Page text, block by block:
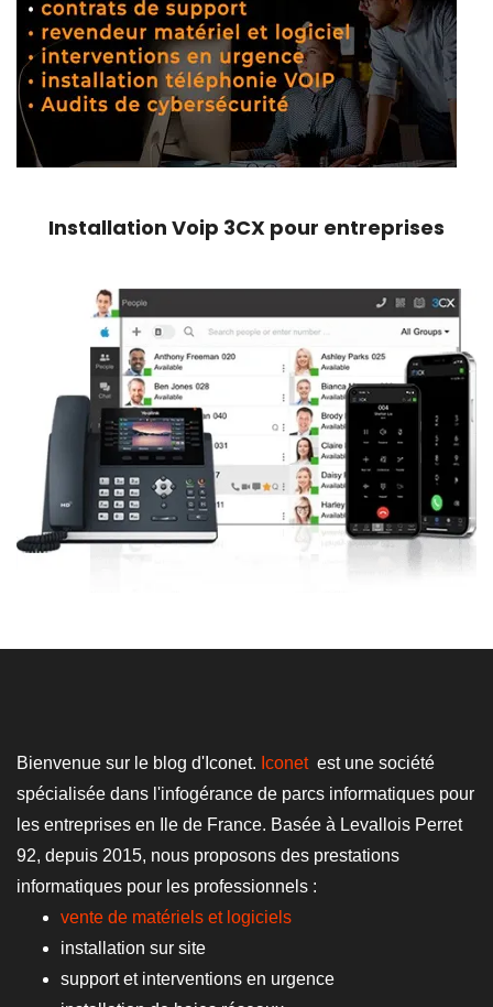
Installation Voip 3CX pour entreprises
Bienvenue sur le blog d'Iconet. Iconet est une société
spécialisée dans l'infogérance de parcs informatiques pour
les entreprises en Ile de France. Basée à Levallois Perret
92, depuis 2015, nous proposons des prestations
informatiques pour les professionnels :
vente de matériels et logiciels
installation sur site
support et interventions en urgence